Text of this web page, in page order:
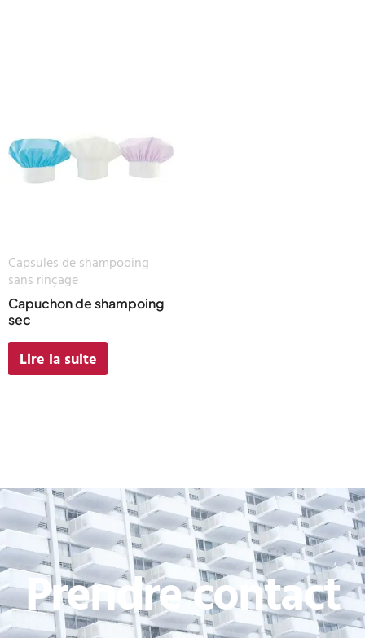
Capsules de shampooing
sans rinçage
Capuchon de shampoing
sec
Lire la suite
Prendre contact